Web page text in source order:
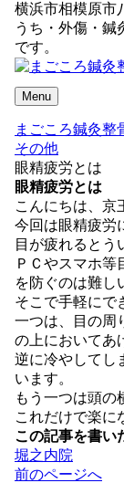
横浜市相模原市
うち・外傷・鍼
です。
Menu
まごころ鍼灸整
その他
眼精疲労とは
眼精疲労とは
こんにちは、京
今回は眼精疲労
目が疲れるとう
ＰＣやスマホ等
を防ぐのは難し
そこで手軽にで
一つは、目の周
の上においてあ
逆に冷やしてし
います。
もう一つは頭の
これだけで楽に
この記事を書い
堀之内院
投
前のページへ